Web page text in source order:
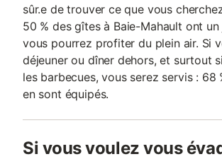
sûr.e de trouver ce que vous
50 % des gîtes à Baie-Mahault ont
vous pourrez profiter du plein air. Si
déjeuner ou dîner dehors, et surtout
les barbecues, vous serez servis : 68
en sont équipés.
Si vous voulez vous